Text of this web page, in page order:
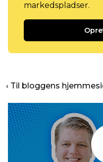
markedspladser.
‹ Til bloggens